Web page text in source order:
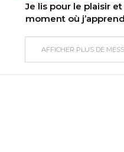
Je lis pour le plaisir et
moment où
AFFICHER PLUS DE